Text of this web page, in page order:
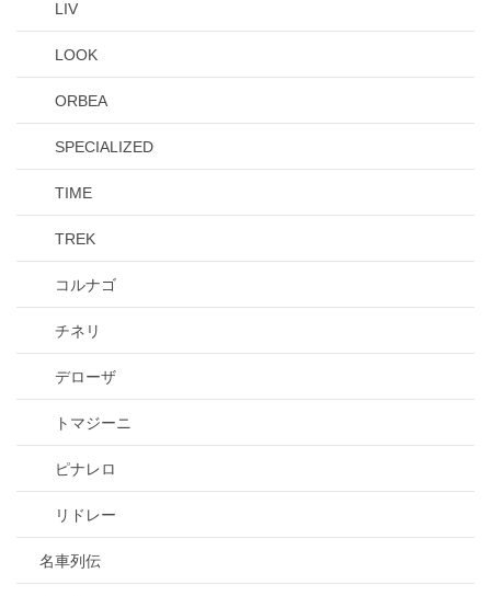
LIV
LOOK
ORBEA
SPECIALIZED
TIME
TREK
コルナゴ
チネリ
デローザ
トマジーニ
ピナレロ
リドレー
名車列伝